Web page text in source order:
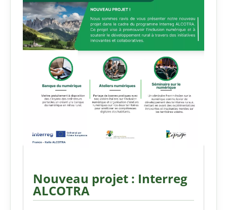
Nouveau projet : Interreg
ALCOTRA